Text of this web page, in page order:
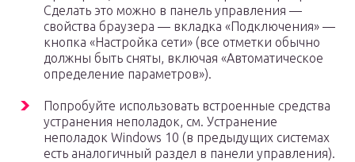
Сделать это можно в панель управления —
свойства браузера — вкладка «Подключения» —
кнопка «Настройка сети» (все отметки обычно
должны быть сняты, включая «Автоматическое
определение параметров»).
Попробуйте использовать встроенные средства
устранения неполадок, см. Устранение
неполадок Windows 10 (в предыдущих системах
есть аналогичный раздел в панели управления).